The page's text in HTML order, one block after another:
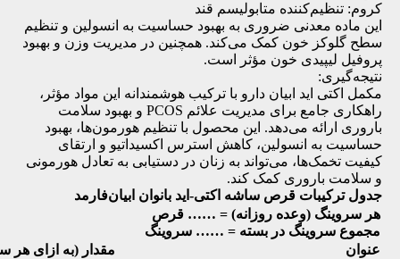
کروم: تنظیم‌کننده متابولیسم قند
این ماده معدنی ضروری به بهبود حساسیت به انسولین و تنظیم
سطح گلوکز خون کمک می‌کند. همچنین در مدیریت وزن و بهبود
پروفیل لیپیدی خون مؤثر است.
نتیجه‌گیری:
مکمل اکتی اید ابیان دارو با ترکیب هوشمندانه این مواد مؤثر،
راهکاری جامع برای مدیریت علائم PCOS و بهبود سلامت
باروری ارائه می‌دهد. این محصول با تنظیم هورمون‌ها، بهبود
حساسیت به انسولین، کاهش استرس اکسیداتیو و ارتقای
کیفیت تخمک‌ها، می‌تواند به زنان در دستیابی به تعادل هورمونی
و سلامت باروری کمک کند.
جدول ترکیبات قرص ساشه اکتی-اید بانوان ابیان‌فارمد
هر سروینگ (وعده روزانه) = …… قرص
مجموع سروینگ در بسته = …… سروینگ
عنوان
مقدار (به ازای هر